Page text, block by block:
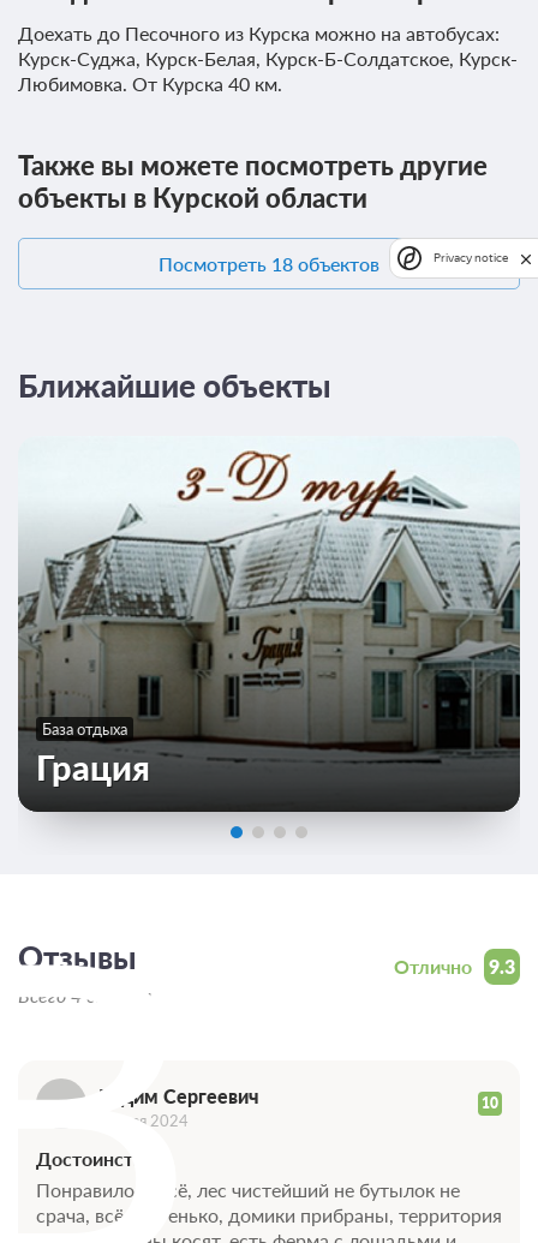
Доехать до Песочного из Курска можно на автобусах:
Курск-Суджа, Курск-Белая, Курск-Б-Солдатское, Курск-
Любимовка. От Курска 40 км.
Также вы можете посмотреть другие
объекты в Курской области
Посмотреть 18 объектов
Ближайшие объекты
База отдыха
Грация
9.3
Отлично
Отзывы
Всего 4 отзыва
Вадим Сергеевич 10
03 мая 2024
Достоинства
Понравилось всё, лес чистейший не бутылок не
срача, всё чистенько, домики прибраны, территория
Privacy notice